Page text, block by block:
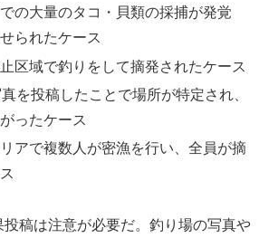
の大量のタコ・貝類の採捕が発覚
られたケース
区域で釣りをして摘発されたケース
を投稿したことで場所が特定され、
ったケース
アで複数人が密漁を行い、全員が摘
稿は注意が必要だ。釣り場の写真や